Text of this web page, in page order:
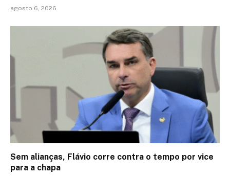
agosto 6, 2026
Sem alianças, Flávio corre contra o tempo por vice
para a chapa